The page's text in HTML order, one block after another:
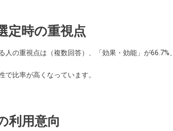
定時の重視点
人の重視点は（複数回答）、「効果・効能」が66.7%
で比率が高くなっています。
利用意向